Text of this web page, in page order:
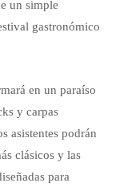
un simple
gastronómico
en un paraíso
y carpas
asistentes podrán
clásicos y las
para